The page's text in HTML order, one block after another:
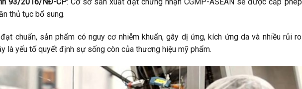
thủ tục bổ sung.
chuẩn, sản phẩm có nguy cơ nhiễm khuẩn, gây dị ứng, kích ứng da và nhiều rủi ro
là yếu tố quyết định sự sống còn của thương hiệu mỹ phẩm.